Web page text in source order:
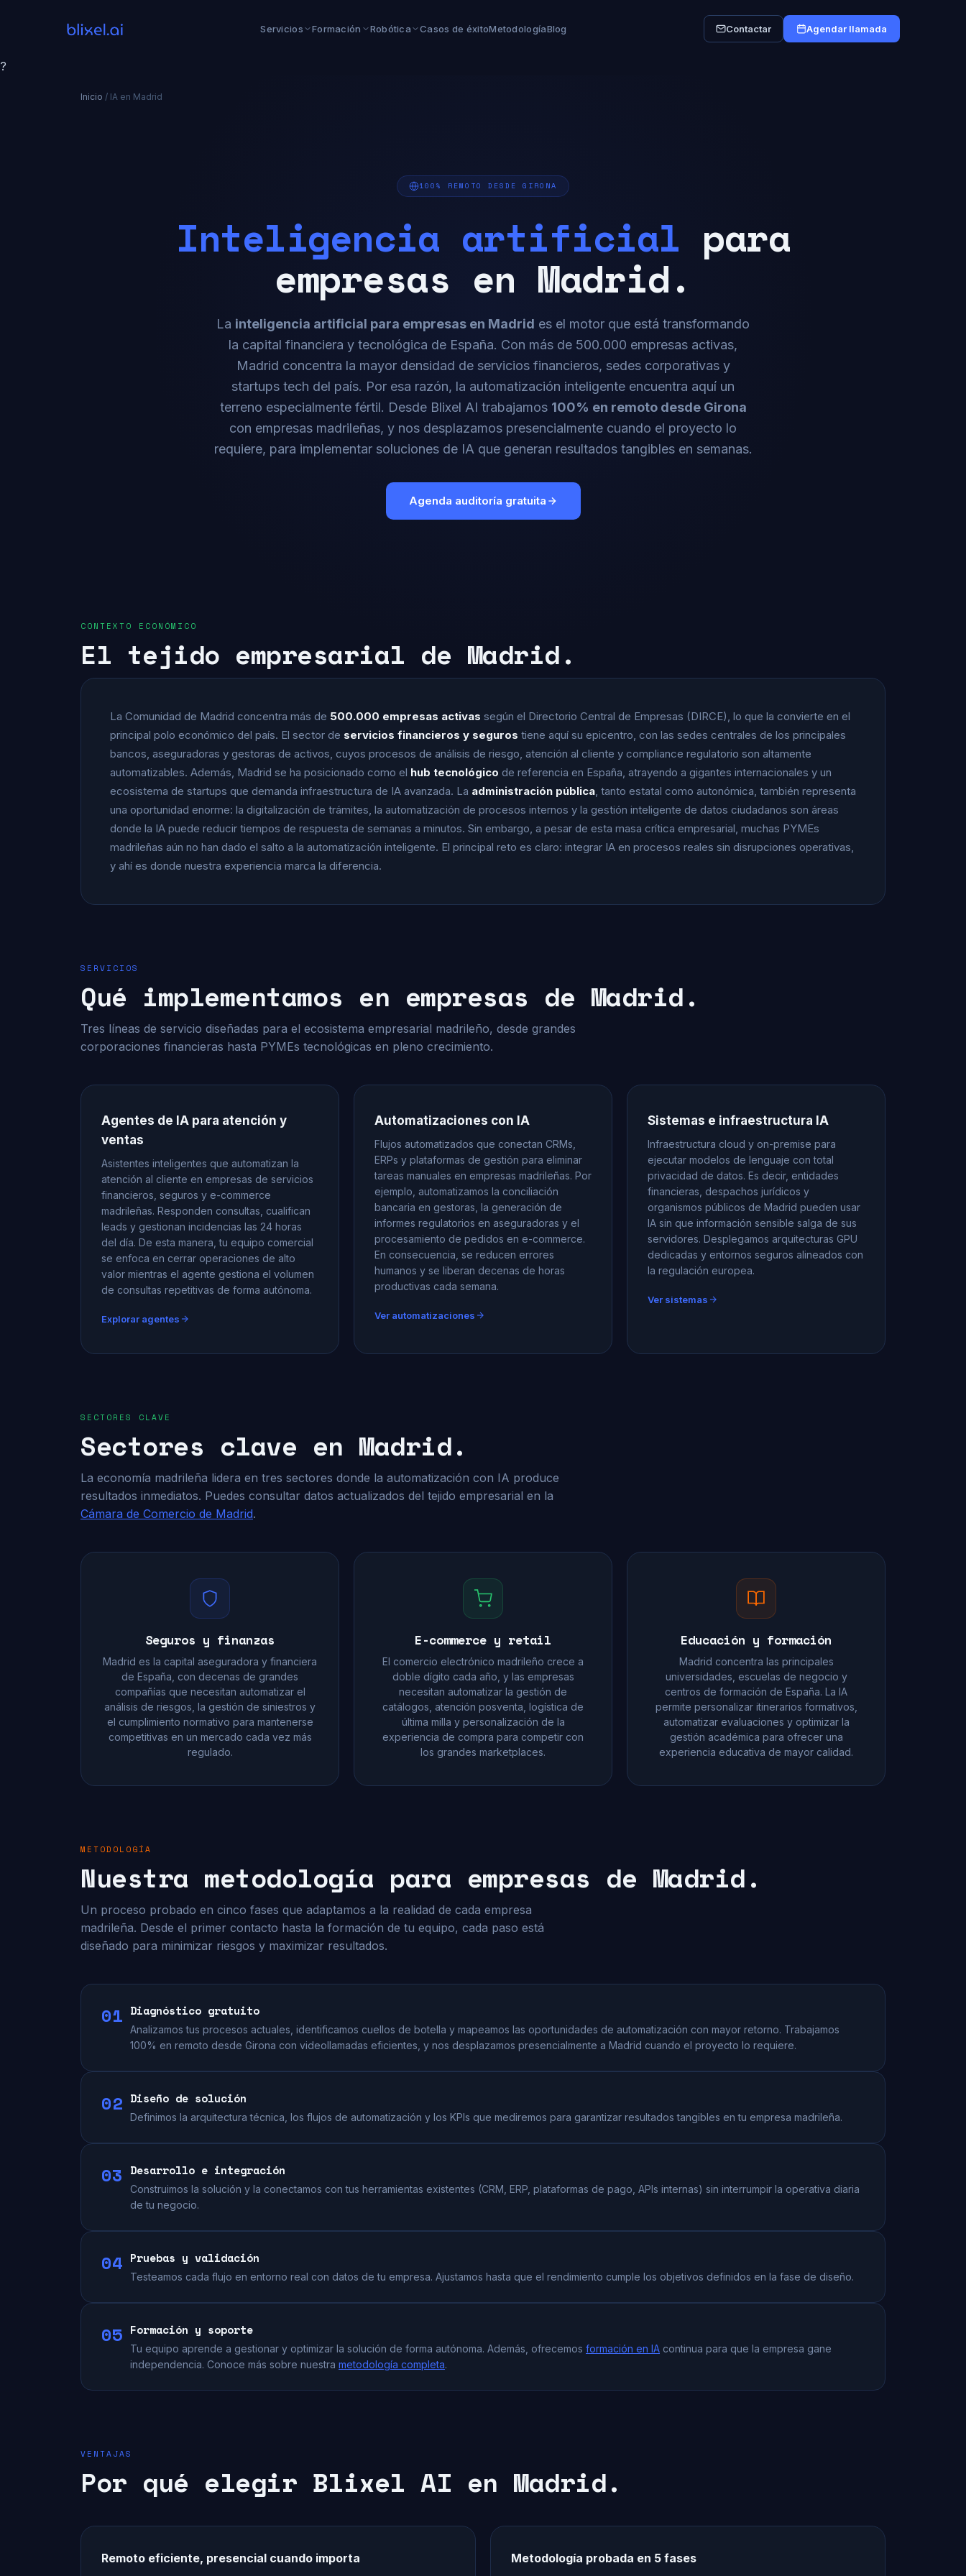
Servicios Formación Robótica Casos de éxitoMetodologíaBlog Contactar Agendar llamada
?
Inicio / IA en Madrid
100% REMOTO DESDE GIRONA
Inteligencia artificial para
empresas en Madrid.
La inteligencia artificial para empresas en Madrid es el motor que está transformando
la capital financiera y tecnológica de España. Con más de 500.000 empresas activas,
Madrid concentra la mayor densidad de servicios financieros, sedes corporativas y
startups tech del país. Por esa razón, la automatización inteligente encuentra aquí un
terreno especialmente fértil. Desde Blixel AI trabajamos 100% en remoto desde Girona
con empresas madrileñas, y nos desplazamos presencialmente cuando el proyecto lo
requiere, para implementar soluciones de IA que generan resultados tangibles en semanas.
Agenda auditoría gratuita
CONTEXTO ECONÓMICO
El tejido empresarial de Madrid.
La Comunidad de Madrid concentra más de 500.000 empresas activas según el Directorio Central de Empresas (DIRCE), lo que la convierte en el
principal polo económico del país. El sector de servicios financieros y seguros tiene aquí su epicentro, con las sedes centrales de los principales
bancos, aseguradoras y gestoras de activos, cuyos procesos de análisis de riesgo, atención al cliente y compliance regulatorio son altamente
automatizables. Además, Madrid se ha posicionado como el hub tecnológico de referencia en España, atrayendo a gigantes internacionales y un
ecosistema de startups que demanda infraestructura de IA avanzada. La administración pública, tanto estatal como autonómica, también representa
una oportunidad enorme: la digitalización de trámites, la automatización de procesos internos y la gestión inteligente de datos ciudadanos son áreas
donde la IA puede reducir tiempos de respuesta de semanas a minutos. Sin embargo, a pesar de esta masa crítica empresarial, muchas PYMEs
madrileñas aún no han dado el salto a la automatización inteligente. El principal reto es claro: integrar IA en procesos reales sin disrupciones operativas,
y ahí es donde nuestra experiencia marca la diferencia.
SERVICIOS
Qué implementamos en empresas de Madrid.
Tres líneas de servicio diseñadas para el ecosistema empresarial madrileño, desde grandes
corporaciones financieras hasta PYMEs tecnológicas en pleno crecimiento.
Agentes de IA para atención y
ventas
Asistentes inteligentes que automatizan la
atención al cliente en empresas de servicios
financieros, seguros y e-commerce
madrileñas. Responden consultas, cualifican
leads y gestionan incidencias las 24 horas
del día. De esta manera, tu equipo comercial
se enfoca en cerrar operaciones de alto
valor mientras el agente gestiona el volumen
de consultas repetitivas de forma autónoma.
Explorar agentes
Automatizaciones con IA
Flujos automatizados que conectan CRMs,
ERPs y plataformas de gestión para eliminar
tareas manuales en empresas madrileñas. Por
ejemplo, automatizamos la conciliación
bancaria en gestoras, la generación de
informes regulatorios en aseguradoras y el
procesamiento de pedidos en e-commerce.
En consecuencia, se reducen errores
humanos y se liberan decenas de horas
productivas cada semana.
Ver automatizaciones
Sistemas e infraestructura IA
Infraestructura cloud y on-premise para
ejecutar modelos de lenguaje con total
privacidad de datos. Es decir, entidades
financieras, despachos jurídicos y
organismos públicos de Madrid pueden usar
IA sin que información sensible salga de sus
servidores. Desplegamos arquitecturas GPU
dedicadas y entornos seguros alineados con
la regulación europea.
Ver sistemas
SECTORES CLAVE
Sectores clave en Madrid.
La economía madrileña lidera en tres sectores donde la automatización con IA produce
resultados inmediatos. Puedes consultar datos actualizados del tejido empresarial en la
Cámara de Comercio de Madrid.
Seguros y finanzas
Madrid es la capital aseguradora y financiera
de España, con decenas de grandes
compañías que necesitan automatizar el
análisis de riesgos, la gestión de siniestros y
el cumplimiento normativo para mantenerse
competitivas en un mercado cada vez más
regulado.
E-commerce y retail
El comercio electrónico madrileño crece a
doble dígito cada año, y las empresas
necesitan automatizar la gestión de
catálogos, atención posventa, logística de
última milla y personalización de la
experiencia de compra para competir con
los grandes marketplaces.
Educación y formación
Madrid concentra las principales
universidades, escuelas de negocio y
centros de formación de España. La IA
permite personalizar itinerarios formativos,
automatizar evaluaciones y optimizar la
gestión académica para ofrecer una
experiencia educativa de mayor calidad.
METODOLOGÍA
Nuestra metodología para empresas de Madrid.
Un proceso probado en cinco fases que adaptamos a la realidad de cada empresa
madrileña. Desde el primer contacto hasta la formación de tu equipo, cada paso está
diseñado para minimizar riesgos y maximizar resultados.
01 Diagnóstico gratuito
Analizamos tus procesos actuales, identificamos cuellos de botella y mapeamos las oportunidades de automatización con mayor retorno. Trabajamos
100% en remoto desde Girona con videollamadas eficientes, y nos desplazamos presencialmente a Madrid cuando el proyecto lo requiere.
02 Diseño de solución
Definimos la arquitectura técnica, los flujos de automatización y los KPIs que mediremos para garantizar resultados tangibles en tu empresa madrileña.
03 Desarrollo e integración
Construimos la solución y la conectamos con tus herramientas existentes (CRM, ERP, plataformas de pago, APIs internas) sin interrumpir la operativa diaria
de tu negocio.
04 Pruebas y validación
Testeamos cada flujo en entorno real con datos de tu empresa. Ajustamos hasta que el rendimiento cumple los objetivos definidos en la fase de diseño.
05 Formación y soporte
Tu equipo aprende a gestionar y optimizar la solución de forma autónoma. Además, ofrecemos formación en IA continua para que la empresa gane
independencia. Conoce más sobre nuestra metodología completa.
VENTAJAS
Por qué elegir Blixel AI en Madrid.
Remoto eficiente, presencial cuando importa Metodología probada en 5 fases